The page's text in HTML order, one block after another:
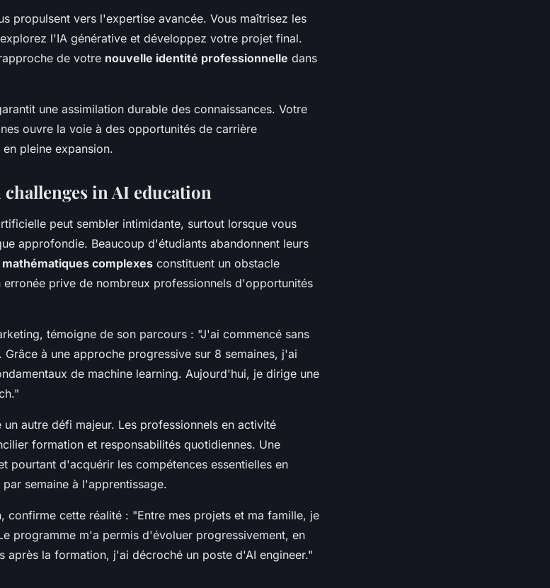
propulsent vers l'expertise avancée. Vous maîtrisez les
l'IA générative et développez votre projet final.
de votre nouvelle identité professionnelle dans
une assimilation durable des connaissances. Votre
ouvre la voie à des opportunités de carrière
pleine expansion.
in AI education
peut sembler intimidante, surtout lorsque vous
approfondie. Beaucoup d'étudiants abandonnent leurs
mathématiques complexes constituent un obstacle
prive de nombreux professionnels d'opportunités
témoigne de son parcours : "J'ai commencé sans
à une approche progressive sur 8 semaines, j'ai
de machine learning. Aujourd'hui, je dirige une
autre défi majeur. Les professionnels en activité
formation et responsabilités quotidiennes. Une
pourtant d'acquérir les compétences essentielles en
semaine à l'apprentissage.
confirme cette réalité : "Entre mes projets et ma famille, je
programme m'a permis d'évoluer progressivement, en
après la formation, j'ai décroché un poste d'AI engineer."